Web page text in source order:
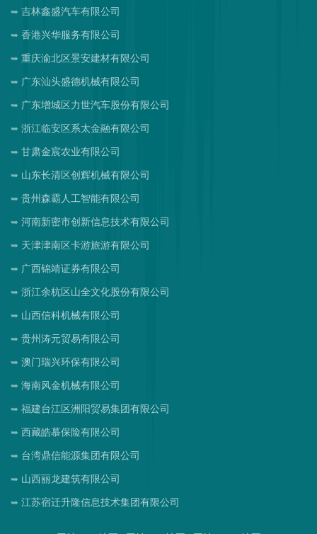
吉林鑫盛汽车有限公司
香港兴华服务有限公司
重庆渝北区景安建材有限公司
广东汕头盛德机械有限公司
广东增城区力世汽车股份有限公司
浙江临安区系太金融有限公司
甘肃金宸农业有限公司
山东长清区创辉机械有限公司
贵州森霸人工智能有限公司
河南新密市创新信息技术有限公司
天津津南区卡游旅游有限公司
广西锦靖证券有限公司
浙江余杭区山全文化股份有限公司
山西信科机械有限公司
贵州涛元贸易有限公司
澳门瑞兴环保有限公司
海南风金机械有限公司
福建台江区洲阳贸易集团有限公司
西藏皓慕保险有限公司
台湾鼎信能源集团有限公司
山西丽龙建筑有限公司
江苏宿迁升隆信息技术集团有限公司